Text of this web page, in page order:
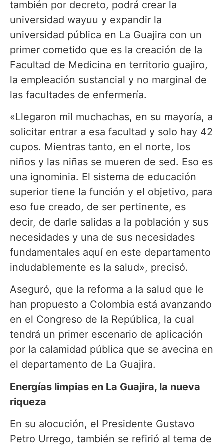
también por decreto, podrá crear la
universidad wayuu y expandir la
universidad pública en La Guajira con un
primer cometido que es la creación de la
Facultad de Medicina en territorio guajiro,
la empleación sustancial y no marginal de
las facultades de enfermería.
«Llegaron mil muchachas, en su mayoría, a
solicitar entrar a esa facultad y solo hay 42
cupos. Mientras tanto, en el norte, los
niños y las niñas se mueren de sed. Eso es
una ignominia. El sistema de educación
superior tiene la función y el objetivo, para
eso fue creado, de ser pertinente, es
decir, de darle salidas a la población y sus
necesidades y una de sus necesidades
fundamentales aquí en este departamento
indudablemente es la salud», precisó.
Aseguró, que la reforma a la salud que le
han propuesto a Colombia está avanzando
en el Congreso de la República, la cual
tendrá un primer escenario de aplicación
por la calamidad pública que se avecina en
el departamento de La Guajira.
Energías limpias en La Guajira, la nueva
riqueza
En su alocución, el Presidente Gustavo
Petro Urrego, también se refirió al tema de